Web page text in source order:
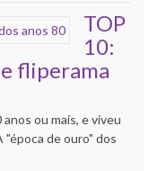
TOP
10:
fliperama
ou mais, e viveu
"época de ouro" dos